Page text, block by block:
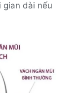
gian dài nếu